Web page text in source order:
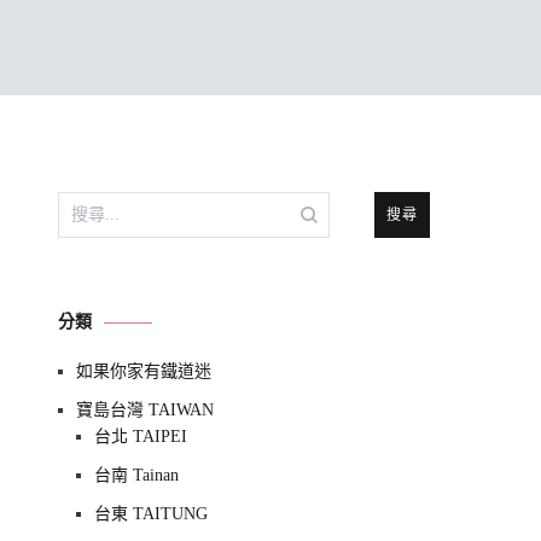
搜
尋
字:
分類
如果你家有鐵道迷
寶島台灣 TAIWAN
台北 TAIPEI
台南 Tainan
台東 TAITUNG